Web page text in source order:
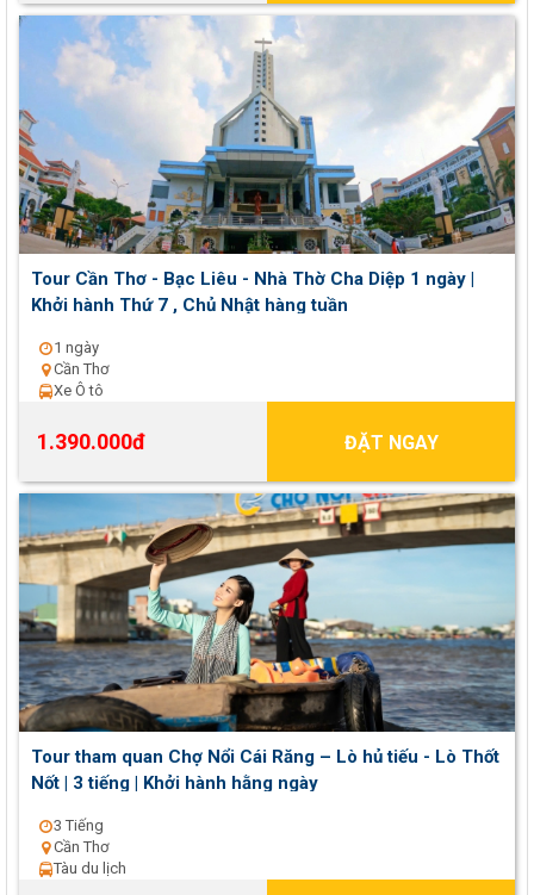
Tour Cần Thơ - Bạc Liêu - Nhà Thờ Cha Diệp 1 ngày |
Khởi hành Thứ 7 , Chủ Nhật hàng tuần
1 ngày
Cần Thơ
Xe Ô tô
1.390.000đ ĐẶT NGAY
Tour tham quan Chợ Nổi Cái Răng – Lò hủ tiếu - Lò Thốt
Nốt | 3 tiếng | Khởi hành hằng ngày
3 Tiếng
Cần Thơ
Tàu du lịch